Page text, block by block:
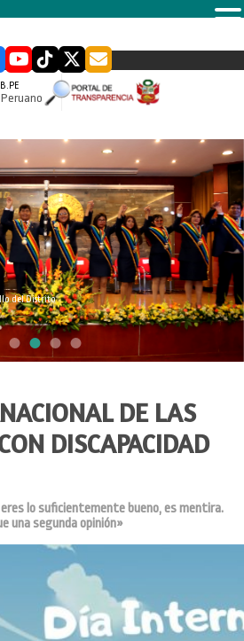
slider
del Distrito
DE LAS
DISCAPACIDAD
eres lo suficientemente bueno, es mentira.
una segunda opinión»